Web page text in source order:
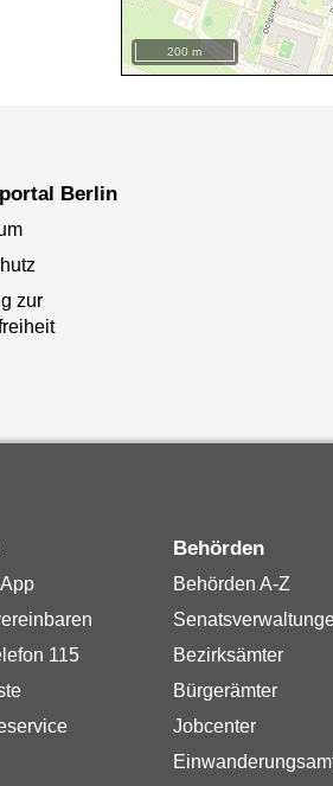
200 m
Berlin
zur
115
Behörden
Behörden A-Z
Bezirksämter
Bürgerämter
Jobcenter